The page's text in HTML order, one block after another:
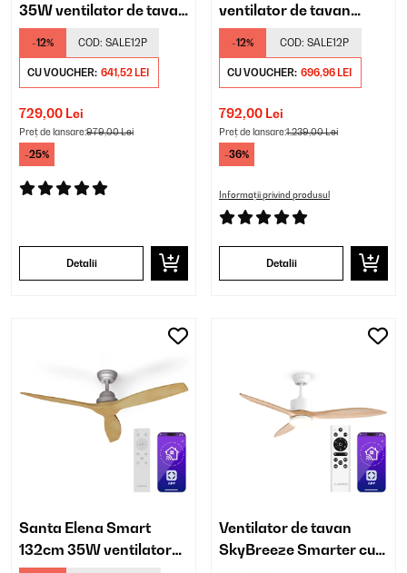
35W ventilator de tavan
negru
-12% COD: SALE12P
CU VOUCHER: 641,52 LEI
729,00 Lei
Preț de lansare:979,00 Lei
-25%
Detalii
ventilator de tavan
nichel metalic
-12% COD: SALE12P
CU VOUCHER: 696,96 LEI
792,00 Lei
Preț de lansare:1.239,00 Lei
-36%
Informații privind produsul
Detalii
Santa Elena Smart
132cm 35W ventilator
Ventilator de tavan
SkyBreeze Smarter cu